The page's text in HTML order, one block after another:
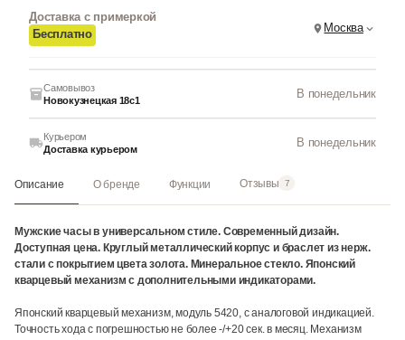
Доставка с примеркой
Бесплатно
Москва
Самовывоз
Новокузнецкая 18с1
В понедельник
Курьером
Доставка курьером
В понедельник
Описание О бренде Функции Отзывы 7
Мужские часы в универсальном стиле. Современный дизайн.
Доступная цена. Круглый металлический корпус и браслет из нерж.
стали с покрытием цвета золота. Минеральное стекло. Японский
кварцевый механизм с дополнительными индикаторами.
Японский кварцевый механизм, модуль 5420, с аналоговой индикацией.
Точность хода с погрешностью не более -/+20 сек. в месяц. Механизм